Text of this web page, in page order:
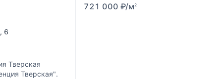
, 6
Тверская
Тверская".
721 000 ₽/м2